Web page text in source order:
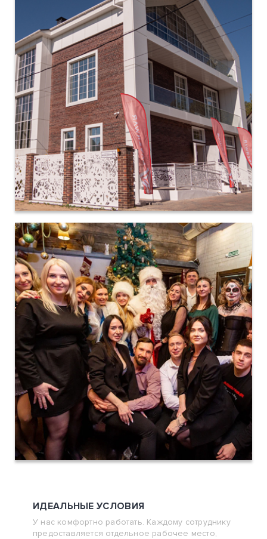
ИДЕАЛЬНЫЕ УСЛОВИЯ
У нас комфортно работать. Каждому сотруднику
предоставляется отдельное рабочее место,